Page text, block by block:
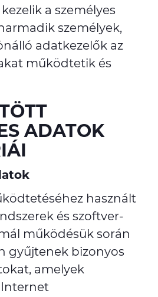
a személyes
személyek,
adatkezelők az
működtetik és
ADATOK
használt
és szoftver-
működésük során
gyűjtenek bizonyos
amelyek